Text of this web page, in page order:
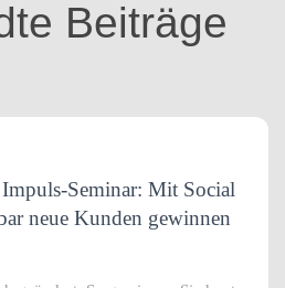
Beiträge
Seminar: Mit Social
neue Kunden gewinnen